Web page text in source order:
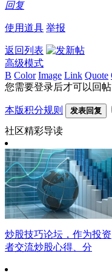
回复
使用道具 举报
返回列表
高级模式
B Color Image Link Quote
您需要登录后才可以回帖
本版积分规则 发表回复
社区精彩导读
炒股技巧论坛，作为投资
者交流炒股心得、分